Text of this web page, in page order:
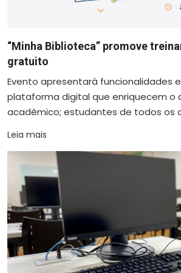
“Minha Biblioteca” promove
gratuito
Evento apresentará funcionalidades
plataforma digital que enriquecem o
acadêmico; estudantes de todos os
Leia mais